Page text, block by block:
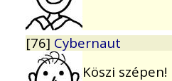
[76] Cybernaut
Köszi szépen!